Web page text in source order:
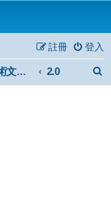
登入
註冊
phpBB 技術文件與知識庫 2.0